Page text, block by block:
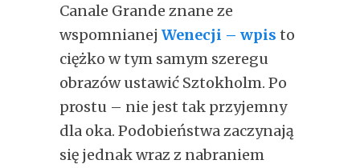
Canale Grande znane ze
wspomnianej Wenecji – wpis to
ciężko w tym samym szeregu
obrazów ustawić Sztokholm. Po
prostu – nie jest tak przyjemny
dla oka. Podobieństwa zaczynają
się jednak wraz z nabraniem